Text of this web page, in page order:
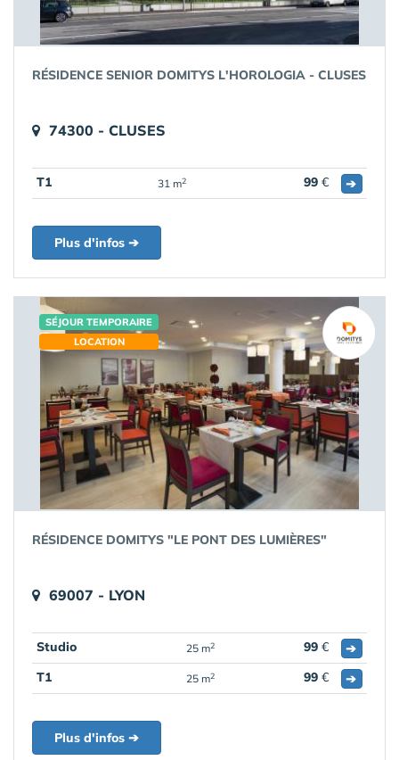
RÉSIDENCE SENIOR DOMITYS L'HOROLOGIA - CLUSES
74300 - CLUSES
T1 31 m2 99 € ➔
Plus d'infos ➔
SÉJOUR TEMPORAIRE
LOCATION
RÉSIDENCE DOMITYS "LE PONT DES LUMIÈRES"
69007 - LYON
Studio 25 m2 99 €
➔
T1
25 m2 99 € ➔
Plus d'infos ➔